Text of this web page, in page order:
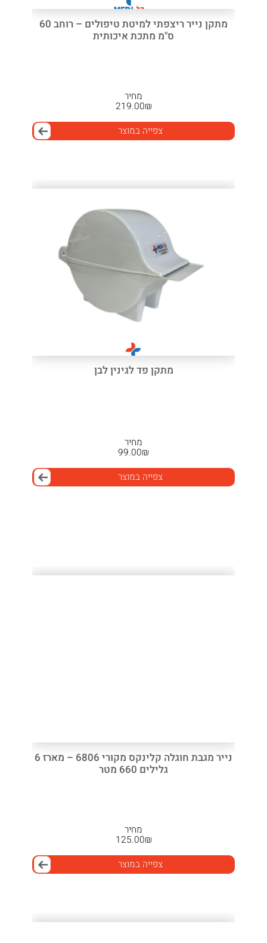
מתקן נייר ריצפתי למיטת טיפולים – רוחב 60
ס"מ מתכת איכותית
מחיר
₪
219.00
צפייה במוצר
מתקן פד לגינין לבן
מחיר
₪
99.00
צפייה במוצר
נייר מגבת חוגלה קלינקס מקורי 6806 – מארז 6
גלילים 660 מטר
מחיר
₪
125.00
צפייה במוצר